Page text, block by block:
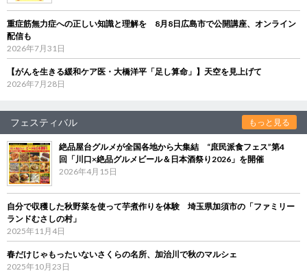
重症筋無力症への正しい知識と理解を 8月8日広島市で公開講座、オンライン
配信も
2026年7月31日
【がんを生きる緩和ケア医・大橋洋平「足し算命」】天空を見上げて
2026年7月28日
フェスティバル もっと見る
絶品屋台グルメが全国各地から大集結 “庶民派食フェス”第4
回「川口×絶品グルメビール＆日本酒祭り2026」を開催
2026年4月15日
自分で収穫した秋野菜を使って芋煮作りを体験 埼玉県加須市の「ファミリー
ランドむさしの村」
2025年11月4日
春だけじゃもったいないさくらの名所、加治川で秋のマルシェ
2025年10月23日